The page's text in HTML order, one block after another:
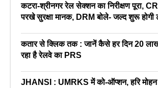
कटरा-श्रीनगर रेल सेक्शन का निरीक्षण पूरा,
परखे सुरक्षा मानक, DRM बोले- जल्द शुरू होगी
कतार से क्लिक तक : जानें कैसे हर दिन 20
रहा है रेलवे का PRS
JHANSI : UMRKS में को-ऑप्शन, हरि मोहन